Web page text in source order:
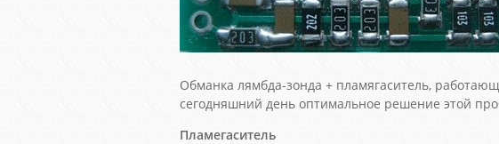
Обманка лямбда-зонда + пламягаситель,
сегодняшний день оптимальное решение этой
Пламегаситель